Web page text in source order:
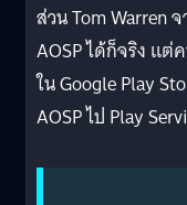
ส่วน Tom Warren
AOSP ได้ก็จริง แต่
ใน Google Play
AOSP ไป Play